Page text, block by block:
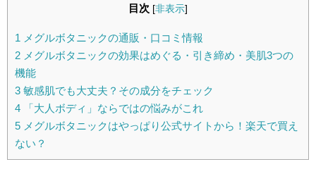
目次 [非表示]
1 メグルボタニックの通販・口コミ情報
2 メグルボタニックの効果はめぐる・引き締め・美肌3つの
機能
3 敏感肌でも大丈夫？その成分をチェック
4 「大人ボディ」ならではの悩みがこれ
5 メグルボタニックはやっぱり公式サイトから！楽天で買え
ない？